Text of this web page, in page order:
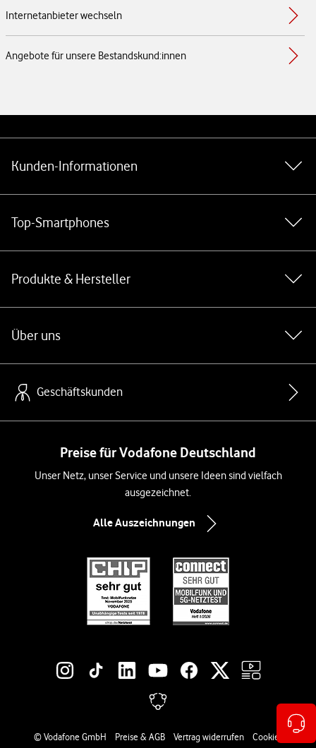
Internetanbieter wechseln
Angebote für unsere Bestandskund:innen
Kunden-Informationen
Top-Smartphones
Produkte & Hersteller
Über uns
Geschäftskunden
Preise für Vodafone Deutschland
Unser Netz, unser Service und unsere Ideen sind vielfach
ausgezeichnet.
Alle Auszeichnungen
Social-Media-Links
Rechtliche Links
© Vodafone GmbH Preise & AGB Vertrag widerrufen Cookies